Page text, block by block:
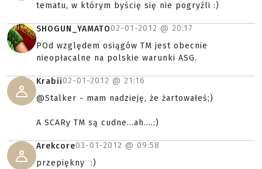
tematu, w którym byścię się nie pogryźli :)
SHOGUN_YAMATO02-01-2012 @ 20:17
POd względem osiągów TM jest obecnie
nieopłacalne na polskie warunki ASG.
Krabii02-01-2012 @ 21:16
@Stalker - mam nadzieję, że żartowałeś;)
A SCARy TM są cudne...ah....:)
Arekcore03-01-2012 @ 09:58
przepiękny :)